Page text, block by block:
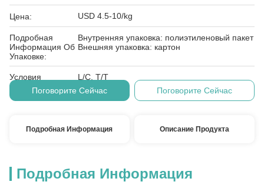
Цена: USD 4.5-10/kg
Подробная
Информация Об
Упаковке:
Внутренняя упаковка: полиэтиленовый пакет
Внешняя упаковка: картон
Условия
Оплаты:
L/C, T/T
Поговорите Сейчас
Поговорите Сейчас
Подробная Информация Описание Продукта
Подробная Информация